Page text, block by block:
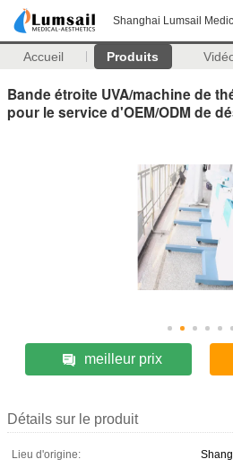
Shanghai Lumsail
Accueil Produits
Bande étroite UVA/machine de
pour le service d'OEM/ODM de
meilleur prix
Détails sur le produit
Lieu d'origine: